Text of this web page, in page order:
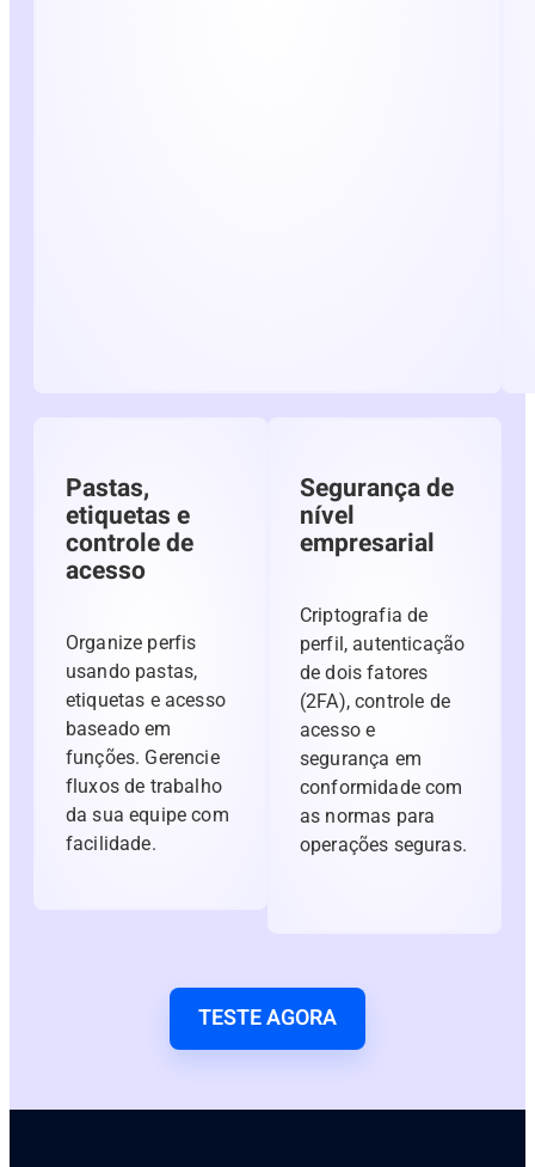
Pastas,
etiquetas e
controle de
acesso
Organize perfis
usando pastas,
etiquetas e acesso
baseado em
funções. Gerencie
fluxos de trabalho
da sua equipe com
facilidade.
Segurança de
nível
empresarial
Criptografia de
perfil, autenticação
de dois fatores
(2FA), controle de
acesso e
segurança em
conformidade com
as normas para
operações seguras.
TESTE AGORA